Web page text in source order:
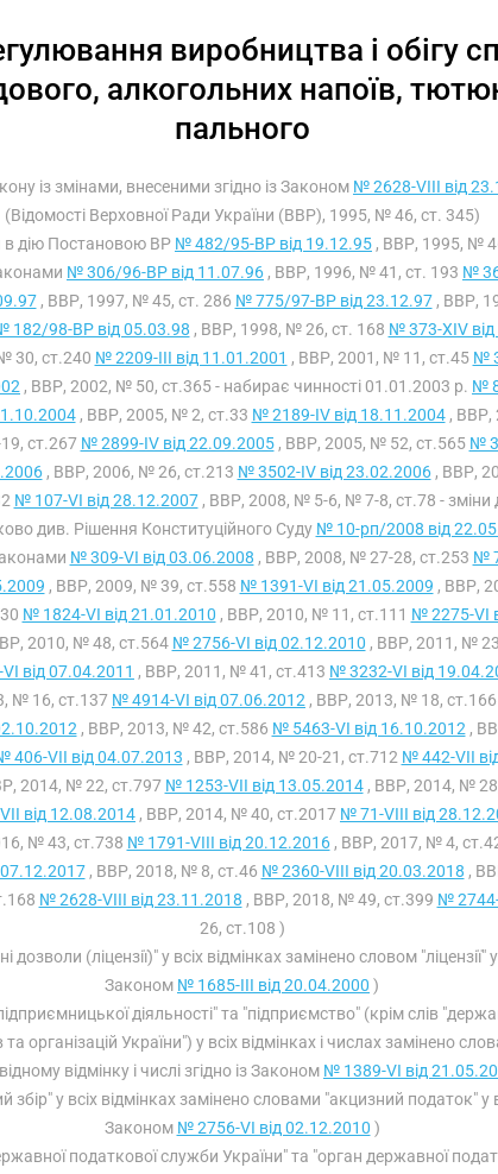
виробництва і обігу
алкогольних напоїв,
пального
із змінами, внесеними згідно із Законом № 2628-VIII від
(Відомості Верховної Ради України (ВВР), 1995, № 46, ст. 345)
в дію Постановою ВР № 482/95-ВР від 19.12.95 , ВВР, 1995, №
№ 306/96-ВР від 11.07.96 , ВВР, 1996, № 41, ст. 193 №
, ВВР, 1997, № 45, ст. 286 № 775/97-ВР від 23.12.97, ВВР,
182/98-ВР від 05.03.98 , ВВР, 1998, № 26, ст. 168 № 373-XIV
30, ст.240 № 2209-III від 11.01.2001 , ВВР, 2001, № 11, ст.45 №
, ВВР, 2002, № 50, ст.365 - набирає чинності 01.01.2003 р. №
, ВВР, 2005, № 2, ст.33 № 2189-IV від 18.11.2004, ВВР,
ст.267 № 2899-IV від 22.09.2005, ВВР, 2005, № 52, ст.565 №
, ВВР, 2006, № 26, ст.213 № 3502-IV від 23.02.2006, ВВР,
№ 107-VI від 28.12.2007, ВВР, 2008, № 5-6, № 7-8, ст.78 - зміни
див. Рішення Конституційного Суду № 10-рп/2008 від
№ 309-VI від 03.06.2008 , ВВР, 2008, № 27-28, ст.253 №
, ВВР, 2009, № 39, ст.558 № 1391-VI від 21.05.2009 , ВВР,
№ 1824-VI від 21.01.2010 , ВВР, 2010, № 11, ст.111 № 2275-VI
2010, № 48, ст.564 № 2756-VI від 02.12.2010 , ВВР, 2011, №
від 07.04.2011 , ВВР, 2011, № 41, ст.413 № 3232-VI від
№ 16, ст.137 № 4914-VI від 07.06.2012 , ВВР, 2013, № 18, ст.166
, ВВР, 2013, № 42, ст.586 № 5463-VI від 16.10.2012 ,
406-VII від 04.07.2013 , ВВР, 2014, № 20-21, ст.712 № 442-VII
2014, № 22, ст.797 № 1253-VII від 13.05.2014, ВВР, 2014, №
від 12.08.2014 , ВВР, 2014, № 40, ст.2017 № 71-VIII від
№ 43, ст.738 № 1791-VIII від 20.12.2016, ВВР, 2017, № 4,
, ВВР, 2018, № 8, ст.46 № 2360-VIII від 20.03.2018 ,
№ 2628-VIII від 23.11.2018 , ВВР, 2018, № 49, ст.399 №
26, ст.108 )
дозволи (ліцензії)" у всіх відмінках замінено словом "ліцензії"
Законом № 1685-III від 20.04.2000 )
діяльності" та "підприємство" (крім слів
організацій України") у всіх відмінках і числах замінено
відмінку і числі згідно із Законом № 1389-VI від
збір" у всіх відмінках замінено словами "акцизний податок" у
Законом № 2756-VI від 02.12.2010 )
податкової служби України" та "орган державної